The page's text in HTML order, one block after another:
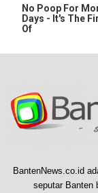
No Poop For
Days - It's The
Of
BantenNews.co.id
seputar Banten